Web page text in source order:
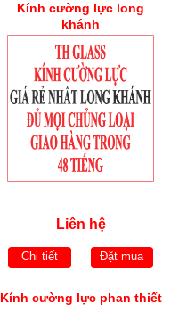
Kính cường lực long
khánh
Liên hệ
Chi tiết Đặt mua
Kính cường lực phan thiết